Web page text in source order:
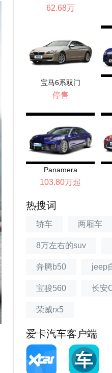
62.68万
宝马6系双门
停售
Panamera
103.80万起
热搜词
轿车 两厢车
8万左右的suv
奔腾b50 jeep
宝骏560 长安
荣威rx5
爱卡汽车客户端